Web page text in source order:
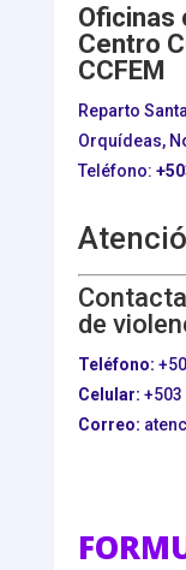
Oficinas
Centro
CCFEM
Reparto
Orquídeas,
Teléfono:
de
Teléfono:
Celular: +503
Correo: